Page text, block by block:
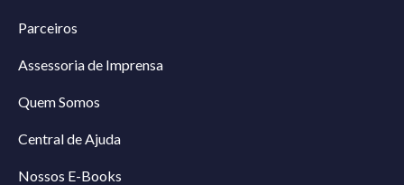
Parceiros
Assessoria de Imprensa
Quem Somos
Central de Ajuda
Nossos E-Books